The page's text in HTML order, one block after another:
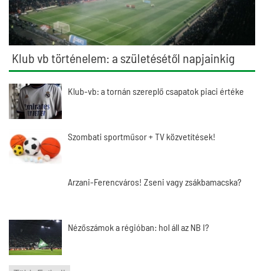
Klub vb történelem: a születésétől napjainkig
Klub-vb: a tornán szereplő csapatok piaci értéke
Szombati sportműsor + TV közvetítések!
Arzani-Ferencváros! Zseni vagy zsákbamacska?
Nézőszámok a régióban: hol áll az NB I?